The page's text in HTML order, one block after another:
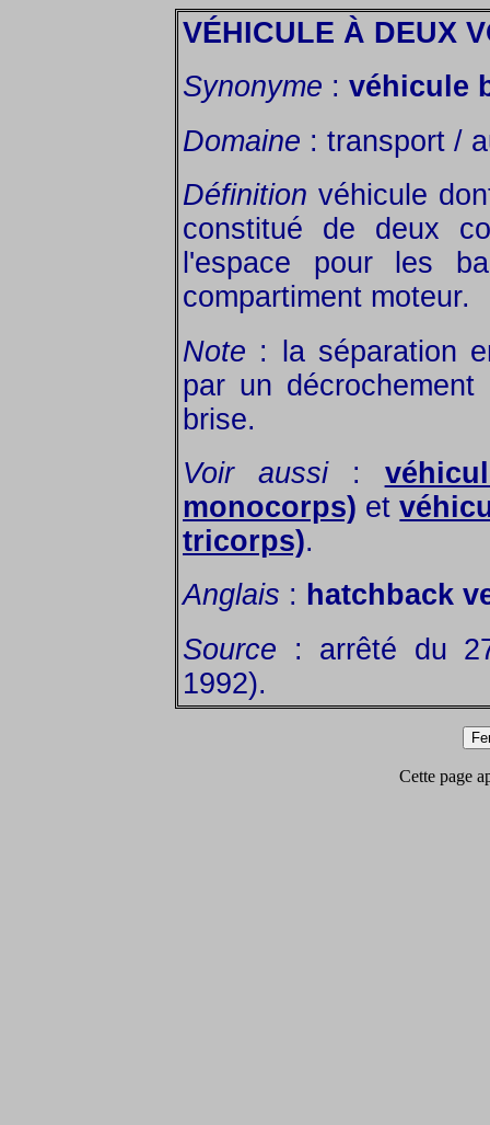
VÉHICULE À DEUX
Synonyme : véhicule
Domaine : transport /
Définition véhicule
constitué de deux
l'espace pour les
compartiment moteur.
Note : la séparation
par un
brise.
Voir aussi:
monocorps) et
tricorps).
Anglais : hatchback
Source : arrêté du
1992).
Cette page